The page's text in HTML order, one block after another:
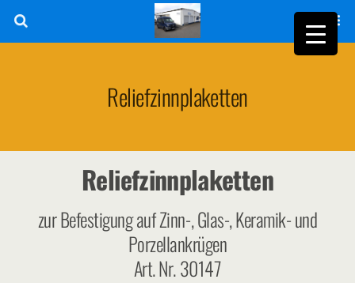
Reliefzinnplaketten
Reliefzinnplaketten
zur Befestigung auf Zinn-, Glas-, Keramik- und
Porzellankrügen
Art. Nr. 30147